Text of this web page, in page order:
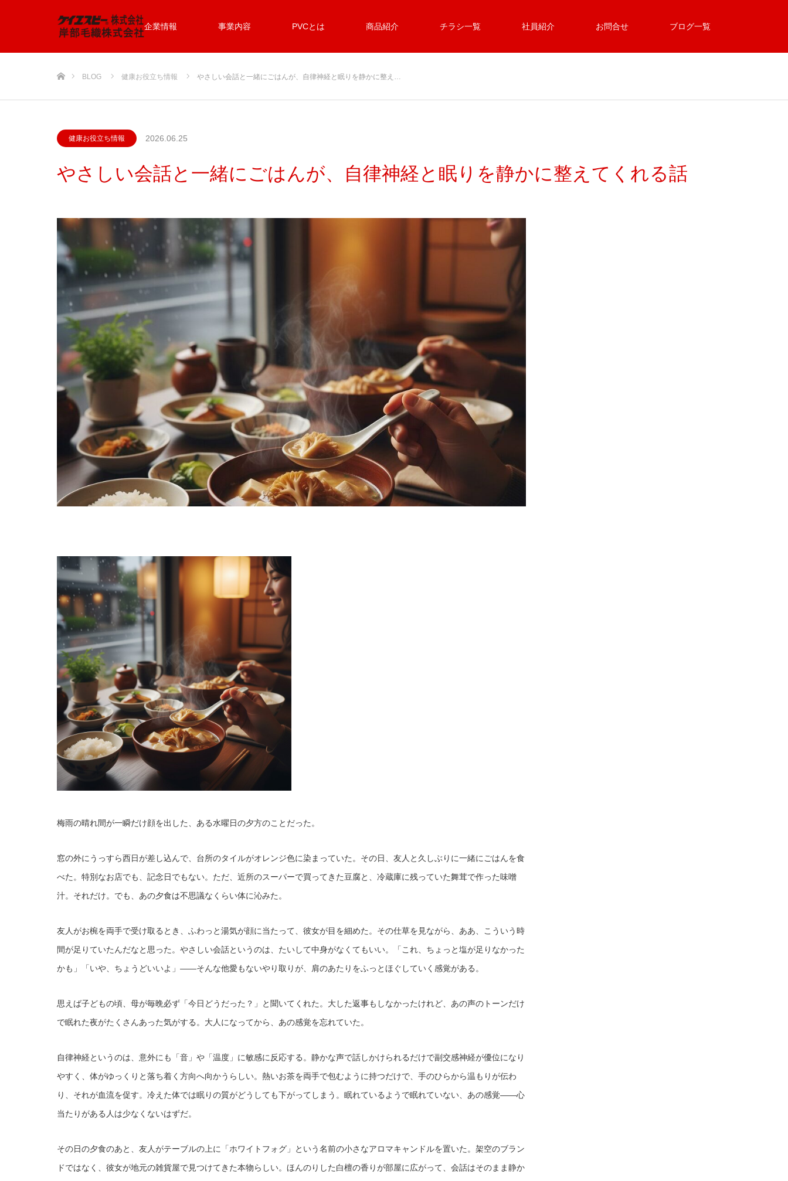
企業情報 事業内容 PVCとは 商品紹介 チラシ一覧 社員紹介 お問合せ ブログ一覧
BLOG 健康お役立ち情報 やさしい会話と一緒にごはんが、自律神経と眠りを静かに整え…
健康お役立ち情報 2026.06.25
やさしい会話と一緒にごはんが、自律神経と眠りを静かに整えてくれる話
梅雨の晴れ間が一瞬だけ顔を出した、ある水曜日の夕方のことだった。
窓の外にうっすら西日が差し込んで、台所のタイルがオレンジ色に染まっていた。その日、友人と久しぶりに一緒にごはんを食
べた。特別なお店でも、記念日でもない。ただ、近所のスーパーで買ってきた豆腐と、冷蔵庫に残っていた舞茸で作った味噌
汁。それだけ。でも、あの夕食は不思議なくらい体に沁みた。
友人がお椀を両手で受け取るとき、ふわっと湯気が顔に当たって、彼女が目を細めた。その仕草を見ながら、ああ、こういう時
間が足りていたんだなと思った。やさしい会話というのは、たいして中身がなくてもいい。「これ、ちょっと塩が足りなかった
かも」「いや、ちょうどいいよ」——そんな他愛もないやり取りが、肩のあたりをふっとほぐしていく感覚がある。
思えば子どもの頃、母が毎晩必ず「今日どうだった？」と聞いてくれた。大した返事もしなかったけれど、あの声のトーンだけ
で眠れた夜がたくさんあった気がする。大人になってから、あの感覚を忘れていた。
自律神経というのは、意外にも「音」や「温度」に敏感に反応する。静かな声で話しかけられるだけで副交感神経が優位になり
やすく、体がゆっくりと落ち着く方向へ向かうらしい。熱いお茶を両手で包むように持つだけで、手のひらから温もりが伝わ
り、それが血流を促す。冷えた体では眠りの質がどうしても下がってしまう。眠れているようで眠れていない、あの感覚——心
当たりがある人は少なくないはずだ。
その日の夕食のあと、友人がテーブルの上に「ホワイトフォグ」という名前の小さなアロマキャンドルを置いた。架空のブラン
ドではなく、彼女が地元の雑貨屋で見つけてきた本物らしい。ほんのりした白檀の香りが部屋に広がって、会話はそのまま静か